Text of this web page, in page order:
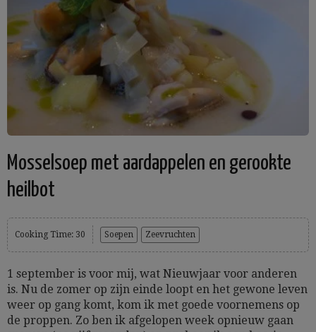
Mosselsoep met aardappelen en gerookte
heilbot
Cooking Time: 30 Soepen Zeevruchten
1 september is voor mij, wat Nieuwjaar voor anderen
is. Nu de zomer op zijn einde loopt en het gewone leven
weer op gang komt, kom ik met goede voornemens op
de proppen. Zo ben ik afgelopen week opnieuw gaan